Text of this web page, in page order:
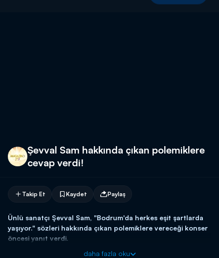
Şevval Sam hakkında çıkan polemiklere
cevap verdi!
Takip Et Kaydet Paylaş
Ünlü sanatçı Şevval Sam, "Bodrum'da herkes eşit şartlarda
yaşıyor." sözleri hakkında çıkan polemiklere vereceği konser
öncesi yanıt verdi.
Magazin D Yaz ile sımsıcak, rengarenk, magazin ve eğlence
daha fazla oku